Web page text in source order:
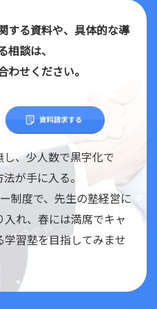
する資料や、具体的な導
相談は、
わせください。
、少人数で黒字化で
が手に入る。
制度で、先生の塾経営に
入れ、春には満席でキャ
学習塾を目指してみませ